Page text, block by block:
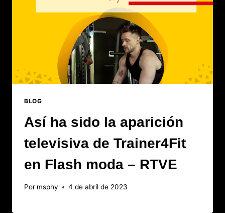
BLOG
Así ha sido la aparición
televisiva de Trainer4Fit
en Flash moda – RTVE
Por msphy 4 de abril de 2023